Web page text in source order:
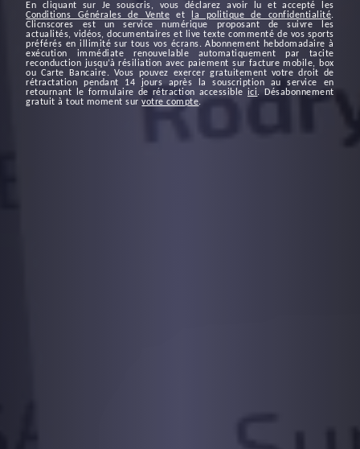
En cliquant sur Je souscris, vous déclarez avoir lu et accepté les
Conditions Générales de Vente et la politique de confidentialité.
Clicnscores est un service numérique proposant de suivre les
actualités, vidéos, documentaires et live texte commenté de vos sports
préférés en illimité sur tous vos écrans. Abonnement hebdomadaire à
exécution immédiate renouvelable automatiquement par tacite
reconduction jusqu’à résiliation avec paiement sur facture mobile, box
ou Carte Bancaire. Vous pouvez exercer gratuitement votre droit de
rétractation pendant 14 jours après la souscription au service en
retournant le formulaire de rétraction accessible ici. Désabonnement
gratuit à tout moment survotre compte.